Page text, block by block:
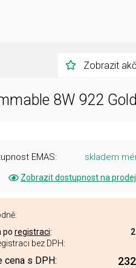
Zobrazit
8W 922
EMAS: skladem
Zobrazit dostupnost na
po registraci:
bez DPH:
cena s DPH: